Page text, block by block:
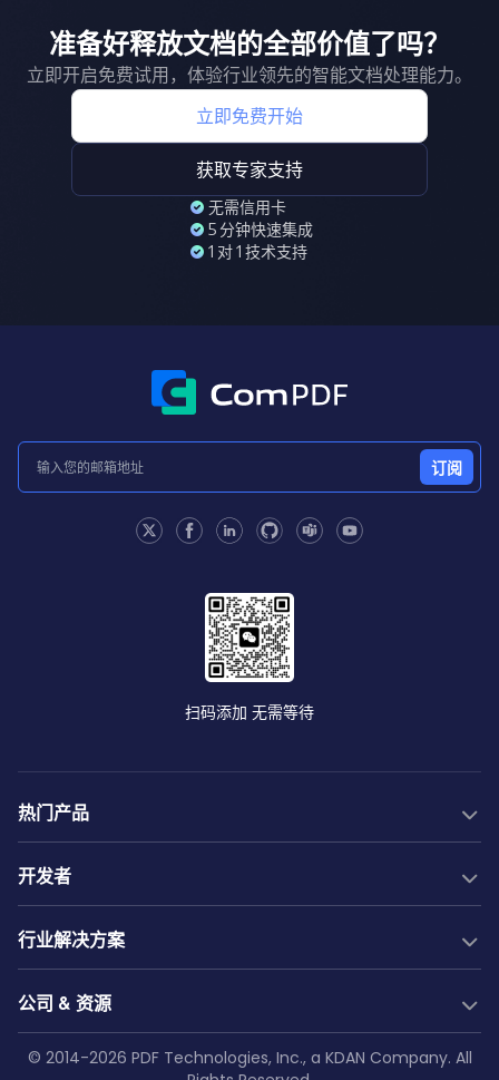
准备好释放文档的全部价值了吗？
立即开启免费试用，体验行业领先的智能文档处理能力。
立即免费开始
获取专家支持
无需信用卡
5 分钟快速集成
1 对 1 技术支持
订阅
扫码添加 无需等待
热门产品
PDF SDK
PDF生成
New
Web SDK
AI 文档提取
开发者
开发文档
Java 指南
Android 指南
社区
免费试用
技术支持
GitHub
行业解决方案
行业解决方案
教育
Web 应用集成
Salesforce
低代码解决方案
公司 & 资源
公司
© 2014-2026 PDF Technologies, Inc., a KDAN Company. All